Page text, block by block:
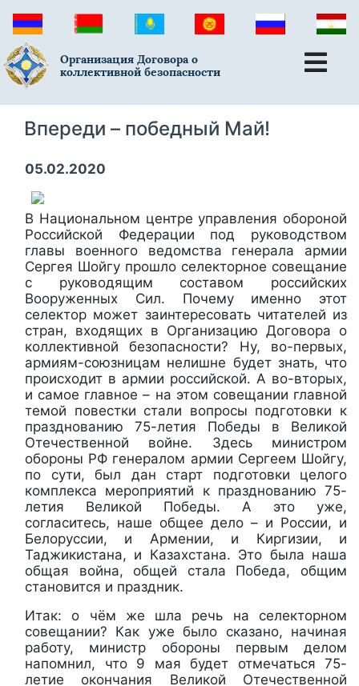
Организация Договора о
коллективной безопасности
Впереди – победный Май!
05.02.2020
В Национальном центре управления обороной
Российской Федерации под руководством
главы военного ведомства генерала армии
Сергея Шойгу прошло селекторное совещание
с руководящим составом российских
Вооруженных Сил. Почему именно этот
селектор может заинтересовать читателей из
стран, входящих в Организацию Договора о
коллективной безопасности? Ну, во-первых,
армиям-союзницам нелишне будет знать, что
происходит в армии российской. А во-вторых,
и самое главное – на этом совещании главной
темой повестки стали вопросы подготовки к
празднованию 75-летия Победы в Великой
Отечественной войне. Здесь министром
обороны РФ генералом армии Сергеем Шойгу,
по сути, был дан старт подготовки целого
комплекса мероприятий к празднованию 75-
летия Великой Победы. А это уже,
согласитесь, наше общее дело – и России, и
Белоруссии, и Армении, и Киргизии, и
Таджикистана, и Казахстана. Это была наша
общая война, общей стала Победа, общим
становится и праздник.
Итак: о чём же шла речь на селекторном
совещании? Как уже было сказано, начиная
работу, министр обороны первым делом
напомнил, что 9 мая будет отмечаться 75-
летие окончания Великой Отечественной